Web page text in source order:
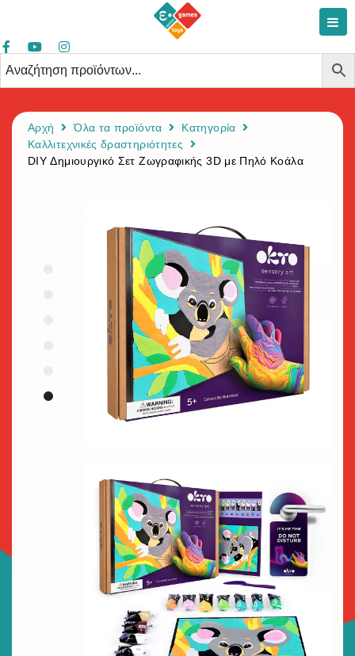
Αρχή Όλα τα προϊόντα
Κατηγορία
Καλλιτεχνικές δραστηριότητες
DIY Δημιουργικό Σετ Ζωγραφικής 3D με Πηλό Κοάλα